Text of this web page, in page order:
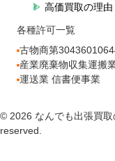
高価買取の理由
各種許可一覧
古物商第
産業廃棄物収集運搬
運送業 信書便事業
© 2026 なんでも出張買
reserved.